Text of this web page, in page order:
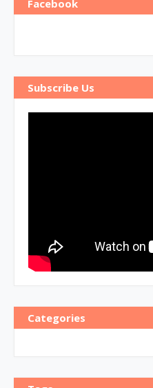
Facebook
Subscribe Us
Categories